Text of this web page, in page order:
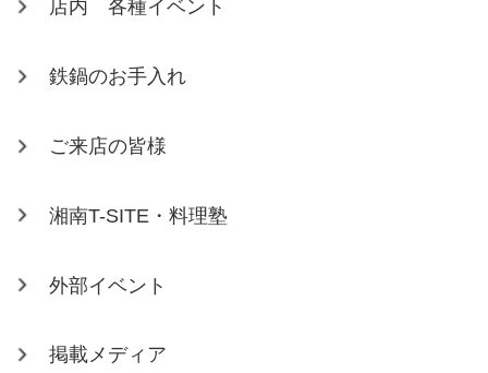
店内 各種イベント
鉄鍋のお手入れ
ご来店の皆様
湘南T-SITE・料理塾
外部イベント
掲載メディア